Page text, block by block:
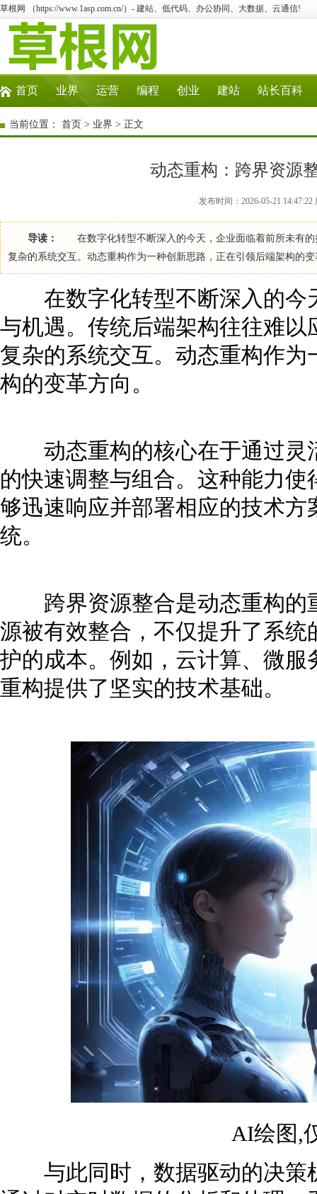
草根网 （https://www.1asp.com.cn/）- 建站、低代码、办公协同、大数据、云通信!
首页 业界 运营 编程 创业 建站 站长百科
当前位置： 首页 > 业界 > 正文
动态重构：跨界资源
发布时间：2026-05-21
导读：
在数字化转型不断深入的今天，企业面临着前所未有的
复杂的系统交互。动态重构作为一种创新思路，正在引领后端架构
在数字化转型不断深入的今
与机遇。传统后端架构往往难
复杂的系统交互。动态重构作
构的变革方向。
动态重构的核心在于通过灵
的快速调整与组合。这种能力
够迅速响应并部署相应的技术
统。
跨界资源整合是动态重构的
源被有效整合，不仅提升了系
护的成本。例如，云计算、微
重构提供了坚实的技术基础。
AI绘图,
与此同时，数据驱动的决策